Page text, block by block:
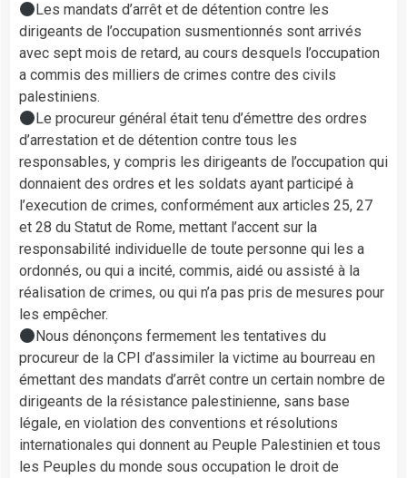
Les mandats d’arrêt et de détention contre les
dirigeants de l’occupation susmentionnés sont arrivés
avec sept mois de retard, au cours desquels l’occupation
a commis des milliers de crimes contre des civils
palestiniens.
Le procureur général était tenu d’émettre des ordres
d’arrestation et de détention contre tous les
responsables, y compris les dirigeants de l’occupation qui
donnaient des ordres et les soldats ayant participé à
l’execution de crimes, conformément aux articles 25, 27
et 28 du Statut de Rome, mettant l’accent sur la
responsabilité individuelle de toute personne qui les a
ordonnés, ou qui a incité, commis, aidé ou assisté à la
réalisation de crimes, ou qui n’a pas pris de mesures pour
les empêcher.
Nous dénonçons fermement les tentatives du
procureur de la CPI d’assimiler la victime au bourreau en
émettant des mandats d’arrêt contre un certain nombre de
dirigeants de la résistance palestinienne, sans base
légale, en violation des conventions et résolutions
internationales qui donnent au Peuple Palestinien et tous
les Peuples du monde sous occupation le droit de